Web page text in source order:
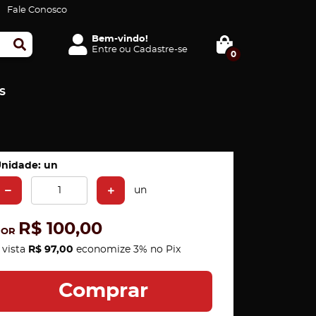
Fale Conosco
Bem-vindo!
Entreou Cadastre-se 0
un
un
R$ 100,00
vista R$ 97,00 economize3% no Pix
Comprar